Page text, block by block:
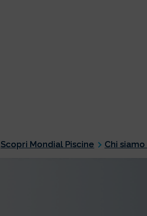
Scopri Mondial Piscine Chi siamo